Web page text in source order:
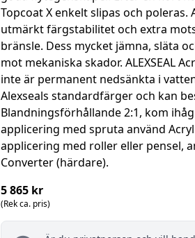
Topcoat X enkelt slipas och poleras.
utmärkt färgstabilitet och extra
bränsle. Dess mycket jämna, släta
mot mekaniska skador. ALEXSEAL
inte är permanent nedsänkta i
Alexseals standardfärger och kan
Blandningsförhållande 2:1, kom
applicering med spruta använd
applicering med roller eller pensel,
Converter (härdare).
5 865 kr
(Rek ca. pris)